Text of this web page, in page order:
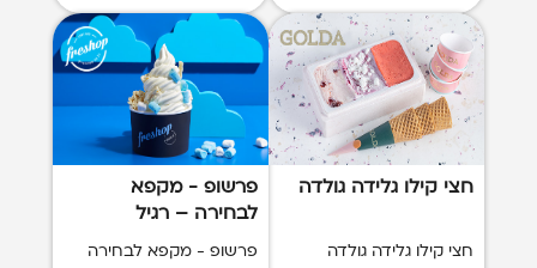
חצי קילו גלידה גולדה
חצי קילו גלידה גולדה
פרשופ - מקפא
לבחירה – רגיל
פרשופ - מקפא לבחירה